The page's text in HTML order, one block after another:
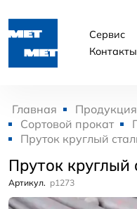
Сервис
Контакты
Главная Продукция
Сортовой прокат
Пруток круглый
Пруток круглый
Артикул. p1273